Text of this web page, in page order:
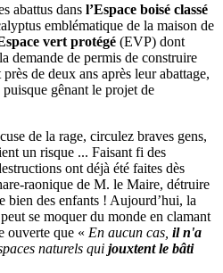
abattus dans l’Espace boisé classé
emblématique de la maison de
vert protégé (EVP) dont
demande de permis de construire
près de deux ans après leur abattage,
gênant le projet de
de la rage, circulez braves gens,
un risque ... Faisant fi des
ont déjà été faites dès
raonique de M. le Maire, détruire
bien des enfants ! Aujourd’hui, la
se moquer du monde en clamant
ouverte que « En aucun cas, il n'a
naturels qui jouxtent le bâti